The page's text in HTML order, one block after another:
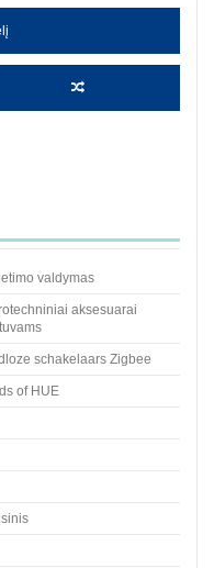
valdymas
aksesuarai
schakelaars Zigbee
of HUE